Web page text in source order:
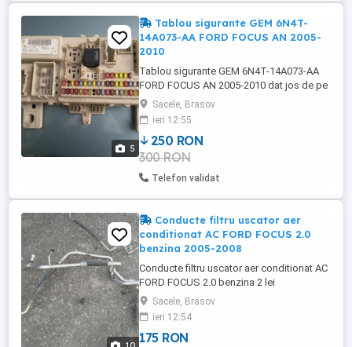
5
Tablou sigurante GEM 6N4T-
14A073-AA FORD FOCUS AN 2005-
2010
Tablou sigurante GEM 6N4T-14A073-AA
FORD FOCUS AN 2005-2010 dat jos de pe
un cabri benzina perfect functionala pret
300 lei cum se vede in poze
Sacele, Brasov
ieri 12:55
250 RON
300 RON
Telefon validat
Conducte filtru uscator aer
conditionat AC FORD FOCUS 2.0
benzina 2005-2008
Conducte filtru uscator aer conditionat AC
FORD FOCUS 2.0 benzina 2 lei
conducta/filtru uscator posibil sa fie
identice cu cele de pe 1.8 benzina poze
reale
Sacele, Brasov
ieri 12:54
175 RON